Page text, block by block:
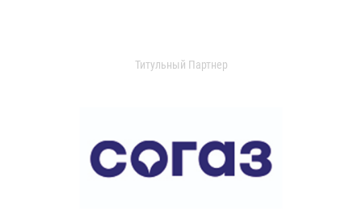
Титульный Партнер